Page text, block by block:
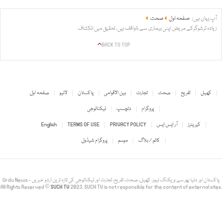
آپ یہاں ہیں: صفحہ اول
صحت
زیادہ ترشوگرکے مریض اپنی بیماری سے ناواقف ہیں، تحقیق میں انکشاف
BACK TO TOP
صفحہ اول لائیو پاکستان بین الاقوامی تجارت صحت تفریح
کھیل
ٹیکنالوجی
دلچسپ
پروگرام
English
TERMS OF USE PRIVACY POLICY آر ایس ایس
کیریئرز
پروگرام شیڈول
موسم کالم / بلاگ
Urdu News - پاکستان اور دنیا بھر سے بریکنگ نیوز، کھیل، صحت، تفریح، تجارت اور ٹیکنالوجی کی تازہ ترین اردو خبریں
All Rights Reserved ©SUCH TV2023. SUCH TV is not responsible for the content of external sites.